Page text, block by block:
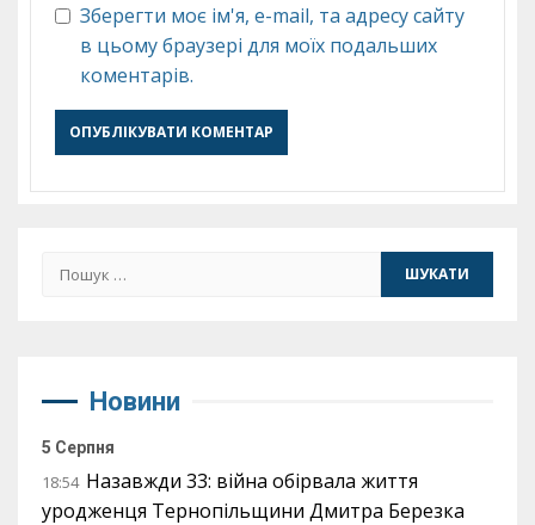
Зберегти моє ім'я, e-mail, та адресу сайту
в цьому браузері для моїх подальших
коментарів.
Пошук:
Новини
5 Серпня
18:54 Назавжди 33: війна обірвала життя
уродженця Тернопільщини Дмитра Березка